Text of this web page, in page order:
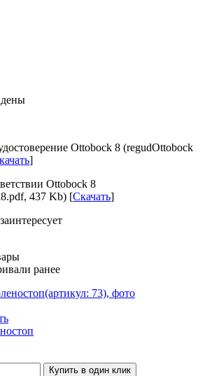
Ottobock 8 (regudOttobock
]
Ottobock 8
437 Kb) [Скачать]
ранее
Купить в один клик